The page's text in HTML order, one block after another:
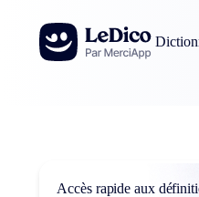
Aller au contenu
Accès rapide aux